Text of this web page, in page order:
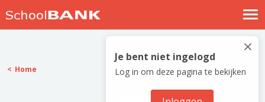
Nostalgische verhalen
Log in
Meld je gratis aan
×
Je bent niet ingelogd
Log in om deze pagina te bekijken
Home